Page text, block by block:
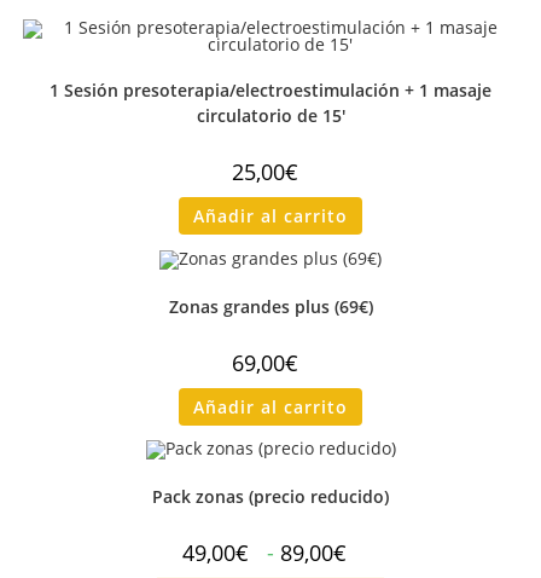
1 Sesión presoterapia/electroestimulación + 1 masaje
circulatorio de 15′
25,00€
Añadir al carrito
Zonas grandes plus (69€)
69,00€
Añadir al carrito
Pack zonas (precio reducido)
49,00€ - 89,00€